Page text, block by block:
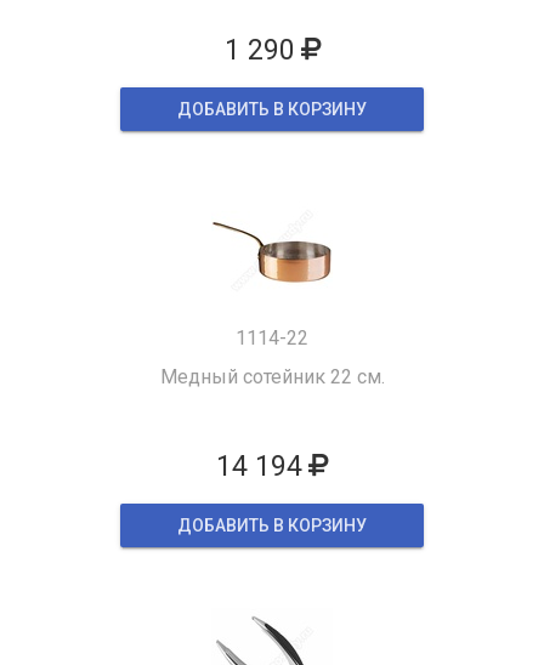
1 290
ДОБАВИТЬ В КОРЗИНУ
1114-22
Медный сотейник 22 см.
14 194
ДОБАВИТЬ В КОРЗИНУ